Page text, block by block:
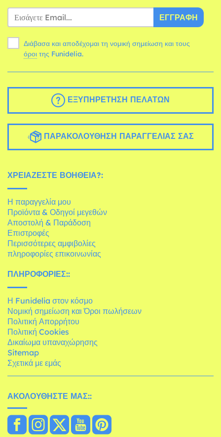
ΕΓΓΡΑΦΉ
Διάβασα και αποδέχομαι τη νομική σημείωση και τους
όροι της Funidelia.
ΕΞΥΠΗΡΈΤΗΣΗ ΠΕΛΑΤΏΝ
ΠΑΡΑΚΟΛΟΎΘΗΣΗ ΠΑΡΑΓΓΕΛΊΑΣ ΣΑΣ
ΧΡΕΙΆΖΕΣΤΕ ΒΟΉΘΕΙΑ?:
Η παραγγελία μου
Προϊόντα & Οδηγοί μεγεθών
Αποστολή & Παράδοση
Επιστροφές
Περισσότερες αμφιβολίες
πληροφορίες επικοινωνίας
ΠΛΗΡΟΦΟΡΊΕΣ::
Η Funidelia στον κόσμο
Νομική σημείωση και Όροι πωλήσεων
Πολιτική Απορρήτου
Πολιτική Cookies
Δικαίωμα υπαναχώρησης
Sitemap
Σχετικά με εμάς
ΑΚΟΛΟΥΘΉΣΤΕ ΜΑΣ::